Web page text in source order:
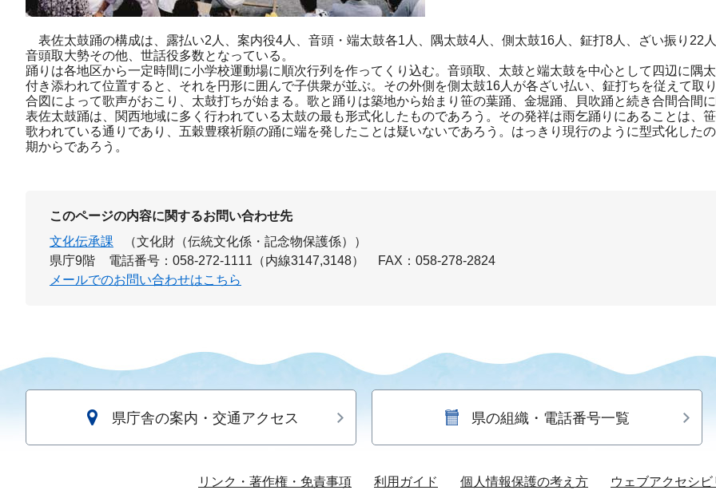
表佐太鼓踊の構成は、露払い2人、案内役4人、音頭・端太鼓各1人、隅太鼓4人、側太鼓16人、鉦打8人、ざい振り22人
音頭取大勢その他、世話役多数となっている。
踊りは各地区から一定時間に小学校運動場に順次行列を作ってくり込む。音頭取、太鼓と端太鼓を中心として四辺に隅
付き添われて位置すると、それを円形に囲んで子供衆が並ぶ。その外側を側太鼓16人が各ざい払い、鉦打ちを従えて取
合図によって歌声がおこり、太鼓打ちが始まる。歌と踊りは築地から始まり笹の葉踊、金堀踊、貝吹踊と続き合間合間に
表佐太鼓踊は、関西地域に多く行われている太鼓の最も形式化したものであろう。その発祥は雨乞踊りにあることは、
歌われている通りであり、五穀豊穣祈願の踊に端を発したことは疑いないであろう。はっきり現行のように型式化した
期からであろう。
このページの内容に関するお問い合わせ先
文化伝承課
（文化財（伝統文化係・記念物保護係））
県庁9階
電話番号：058-272-1111（内線3147,3148）
FAX：058-278-2824
メールでのお問い合わせはこちら
県庁舎の案内・交通アクセス 県の組織・電話番号一覧
リンク・著作権・免責事項 利用ガイド 個人情報保護の考え方 ウェブアクセシ